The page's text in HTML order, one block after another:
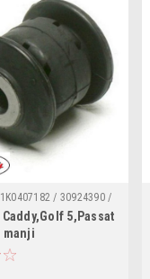
1K0407182 / 30924390 /
/
5Q0407182 /
1KD407182
5,Passat
manji